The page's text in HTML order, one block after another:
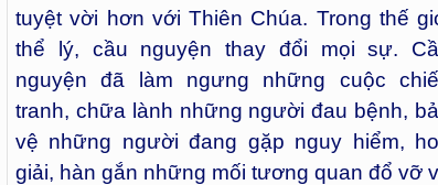
tuyệt vời hơn với Thiên Chúa. Trong thế
thể lý, cầu nguyện thay đổi mọi sự.
nguyện đã làm ngưng những cuộc
tranh, chữa lành những người đau bệnh,
vệ những người đang gặp nguy hiểm,
giải, hàn gắn những mối tương quan đổ vỡ